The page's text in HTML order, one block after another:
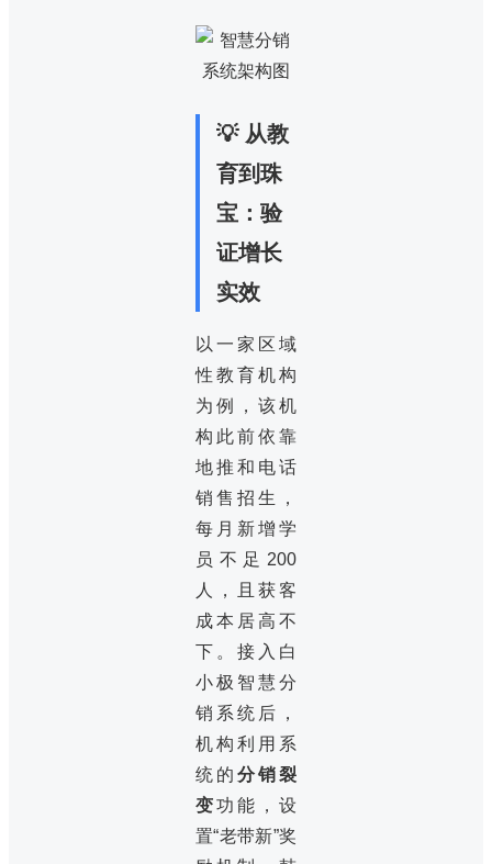
💡 从教
育到珠
宝：验
证增长
实效
以一家区域
性教育机构
为例，该机
构此前依靠
地推和电话
销售招生，
每月新增学
员不足200
人，且获客
成本居高不
下。接入白
小极智慧分
销系统后，
机构利用系
统的 分销裂
变功能，设
置“老带新”奖